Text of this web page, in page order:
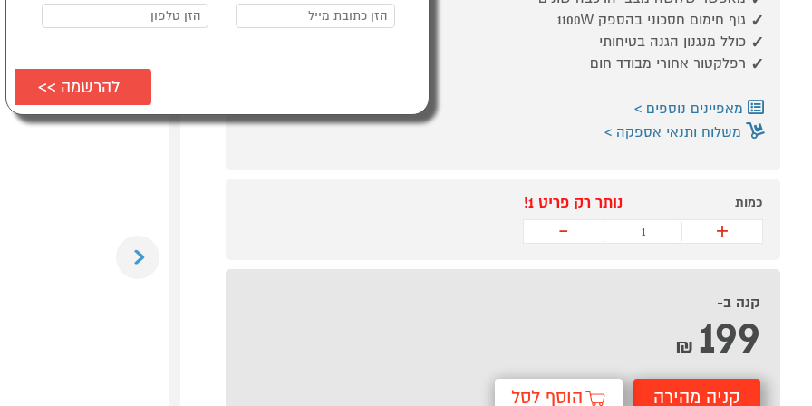
גוף חימום חסכוני בהספק 1100W
כולל מנגנון הגנה בטיחותי
רפלקטור אחורי מבודד חום
מאפיינים נוספים
משלוח ותנאי אספקה
כמות נותר רק פריט 1!
+
-
קנה ב-
199
₪
קניה מהירה הוסף לסל